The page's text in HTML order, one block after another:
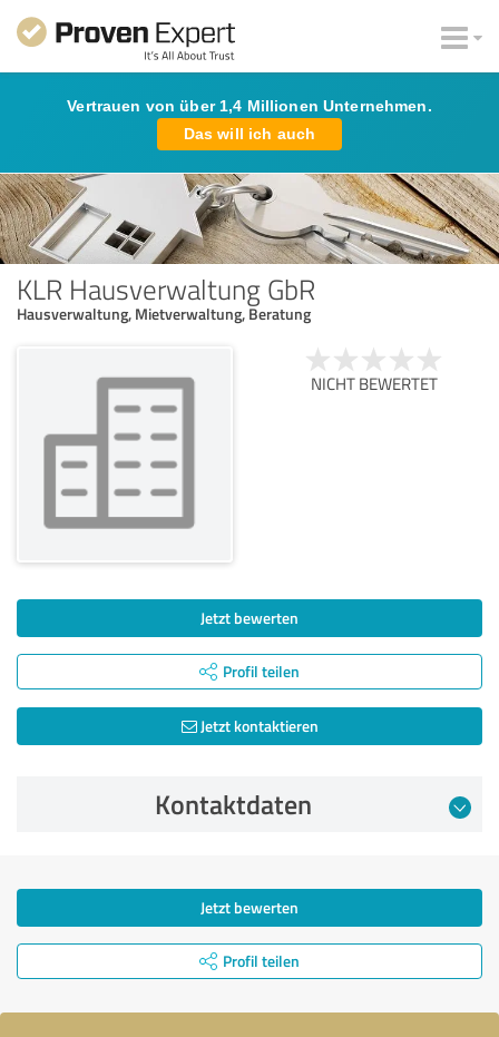
Vertrauen von über 1,4 Millionen Unternehmen.
Das will ich auch
KLR Hausverwaltung GbR
Hausverwaltung, Mietverwaltung, Beratung
NICHT BEWERTET
Jetzt bewerten
Profil teilen
Jetzt kontaktieren
Kontaktdaten
Jetzt bewerten
Profil teilen